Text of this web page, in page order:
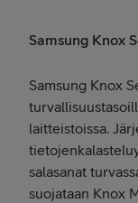
Samsung Knox
Samsung Knox
laitteistoissa.
salasanat
suojataan Knox